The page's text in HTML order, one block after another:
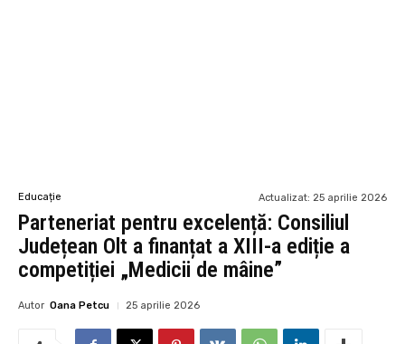
Educație Actualizat: 25 aprilie 2026
Parteneriat pentru excelență: Consiliul
Județean Olt a finanțat a XIII-a ediție a
competiției „Medicii de mâine”
Autor Oana Petcu 25 aprilie 2026